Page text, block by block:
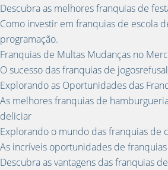
Descubra as melhores franquias de
Como investir em franquias de escola
programação.
Franquias de Multas Mudanças no
O sucesso das franquias de jogosrefusal
Explorando as Oportunidades das
As melhores franquias de
deliciar
Explorando o mundo das franquias de
As incríveis oportunidades de
Descubra as vantagens das franquias